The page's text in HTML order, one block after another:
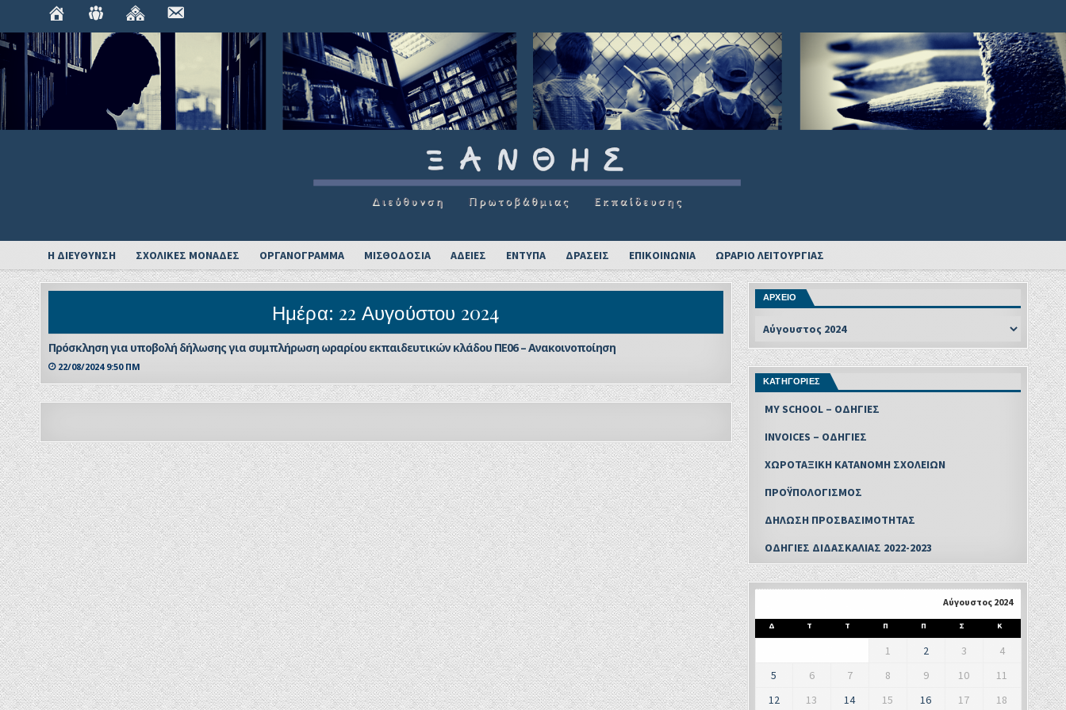
ΑΡΧΙΚΉ ΟΡΓΑΝΌΓΡΑΜΜΑ
ΣΧΟΛΙΚΈΣ
Η ΔΙΕΥΘΥΝΣΗ ΣΧΟΛΙΚΕΣ ΜΟΝΑΔΕΣ ΟΡΓΑΝΟΓΡΑΜΜΑ ΜΙΣΘΟΔΟΣΙΑ ΑΔΕΙΕΣ ΕΝΤΥΠΑ ΔΡΑΣΕΙΣ ΕΠΙΚΟΙΝΩΝΙΑ ΩΡΑΡΙΟ ΛΕΙΤΟΥΡΓΙΑΣ
Ημέρα: 22 Αυγούστου 2024
Πρόσκληση για υποβολή δήλωσης για συμπλήρωση ωραρίου εκπαιδευτικών κλάδου ΠΕ06 – Ανακοινοποίηση
22/08/2024 9:50 ΠΜ
ΑΡΧΕΙΟ
ΚΑΤΗΓΟΡΙΕΣ
MY SCHOOL – ΟΔΗΓΙΕΣ
INVOICES – ΟΔΗΓΙΕΣ
ΧΩΡΟΤΑΞΙΚΗ ΚΑΤΑΝΟΜΗ ΣΧΟΛΕΙΩΝ
ΠΡΟΫΠΟΛΟΓΙΣΜΟΣ
ΔΗΛΩΣΗ ΠΡΟΣΒΑΣΙΜΟΤΗΤΑΣ
ΟΔΗΓΙΕΣ ΔΙΔΑΣΚΑΛΙΑΣ 2022-2023
Αύγουστος 2024
Δ Τ Τ Π Π Σ Κ
1 2 3
4
5
6 7 8 9 10
11
12
13 14 15 16 17 18